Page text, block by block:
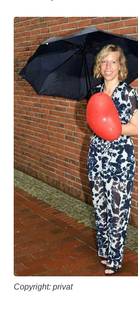
Transfer und
Forschung
Partner:innen
Für
Für
Für Startups
Copyright: privat